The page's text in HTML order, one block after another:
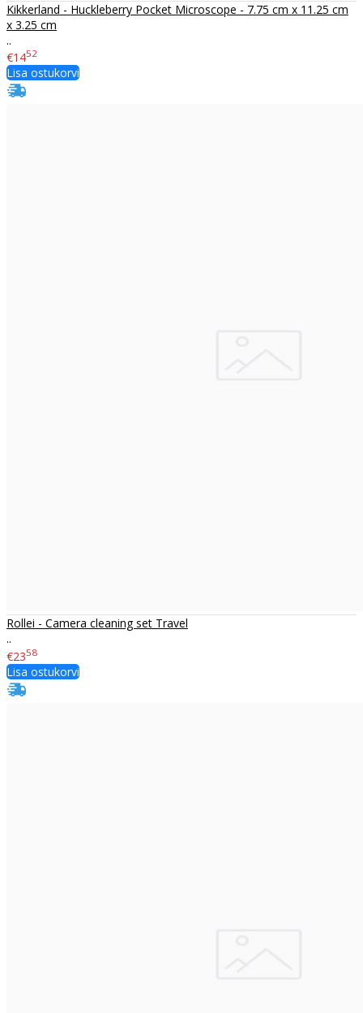
Kikkerland - Huckleberry Pocket Microscope - 7.75 cm x 11.25 cm
x 3.25 cm
..
€1452
Lisa ostukorvi
Rollei - Camera cleaning set Travel
..
€2358
Lisa ostukorvi